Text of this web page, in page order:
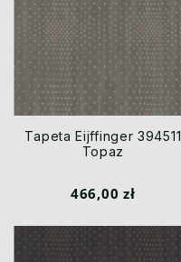
Tapeta Eijffinger 394511
Topaz
466,00 zł